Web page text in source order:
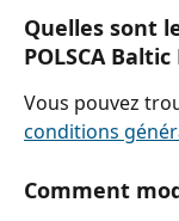
Quelles sont
POLSCA
Vous pouvez
conditions
Comment